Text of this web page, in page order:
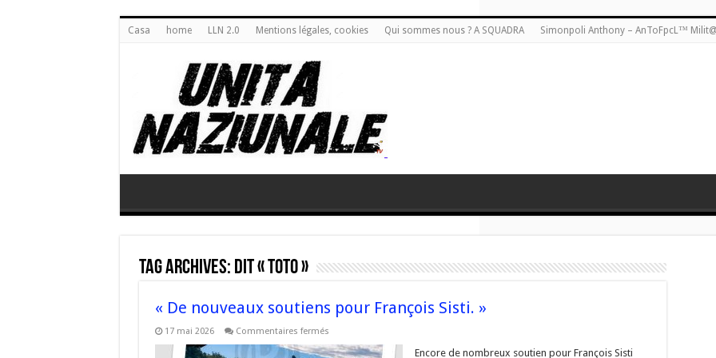
Casa home LLN 2.0 Mentions légales, cookies Qui sommes nous ? A SQUADRA Simonpoli Anthony – AnToFpcL™
Tag Archives: dit « Toto »
« De nouveaux soutiens pour François Sisti. »
17 mai 2026 Commentaires ferméssur
nouveaux
Encore de nombreux soutien pour François Sisti